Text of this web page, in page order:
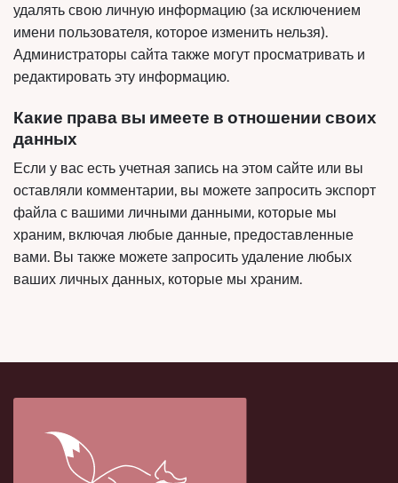
удалять свою личную информацию (за исключением
имени пользователя, которое изменить нельзя).
Администраторы сайта также могут просматривать и
редактировать эту информацию.
Какие права вы имеете в отношении своих
данных
Если у вас есть учетная запись на этом сайте или вы
оставляли комментарии, вы можете запросить экспорт
файла с вашими личными данными, которые мы
храним, включая любые данные, предоставленные
вами. Вы также можете запросить удаление любых
ваших личных данных, которые мы храним.